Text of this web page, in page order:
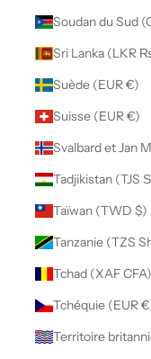
Soudan du Sud
Sri Lanka (LKR
Suède (EUR €)
Suisse (EUR €)
Svalbard et Jan
Tadjikistan (TJS
Taïwan (TWD $)
Tanzanie (TZS
Tchad (XAF CFA)
Tchéquie (EUR
Territoire